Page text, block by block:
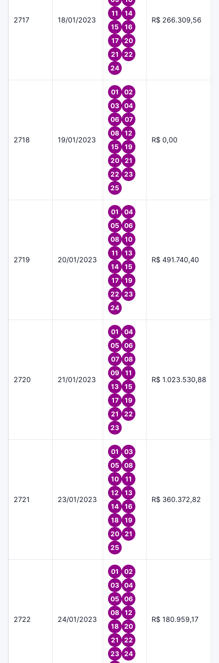
2717 18/01/2023
11
14
15
16
17
20
21
22
24
R$ 266.309,56
2718 19/01/2023
01
02
03
04
06
07
08
12
15
19
20
21
22
23
25
R$ 0,00
2719 20/01/2023
01
04
05
06
08
10
11
13
14
15
17
19
22
23
24
R$ 491.740,40
2720 21/01/2023
01
04
05
06
07
08
09
11
13
15
17
19
21
22
23
R$ 1.023.530,88
2721 23/01/2023
01
03
05
08
10
11
12
13
14
16
18
19
20
21
25
R$ 360.372,82
2722 24/01/2023
01
02
03
04
05
06
08
12
18
20
21
22
23
24
R$ 180.959,17